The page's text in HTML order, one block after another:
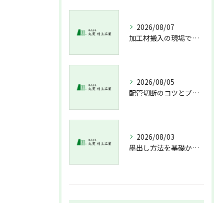
2026/08/07
加工材搬入の現場で押さえておきたい流れと架台設置配管敷設までの実務解説
2026/08/05
配管切断のコツとプロが教える失敗しない工具選び
2026/08/03
墨出し方法を基礎から実践まで一人作業でも正確にこなすコツと墨出し作業の注意点